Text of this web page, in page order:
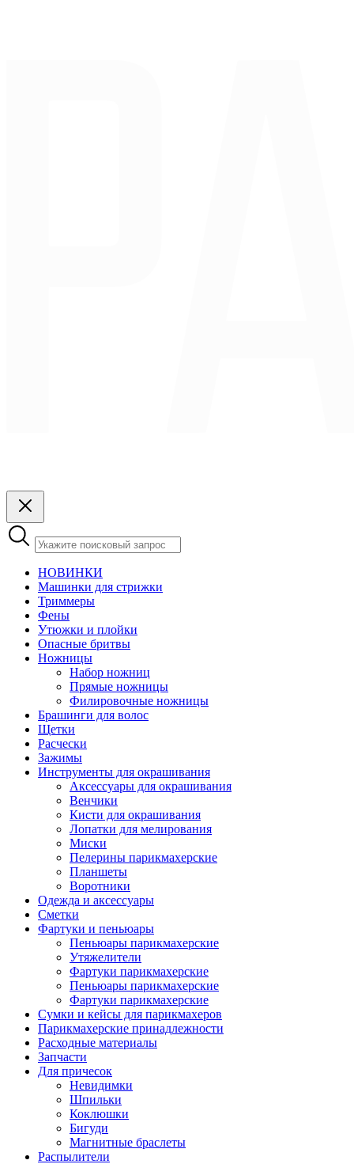
НОВИНКИ
Машинки для стрижки
Триммеры
Фены
Утюжки и плойки
Опасные бритвы
Ножницы
Набор ножниц
Прямые ножницы
Филировочные ножницы
Брашинги для волос
Щетки
Расчески
Зажимы
Инструменты для окрашивания
Аксессуары для окрашивания
Венчики
Кисти для окрашивания
Лопатки для мелирования
Миски
Пелерины парикмахерские
Планшеты
Воротники
Одежда и аксессуары
Сметки
Фартуки и пеньюары
Пеньюары парикмахерские
Утяжелители
Фартуки парикмахерские
Пеньюары парикмахерские
Фартуки парикмахерские
Сумки и кейсы для парикмахеров
Парикмахерские принадлежности
Расходные материалы
Запчасти
Для причесок
Невидимки
Шпильки
Коклюшки
Бигуди
Магнитные браслеты
Распылители